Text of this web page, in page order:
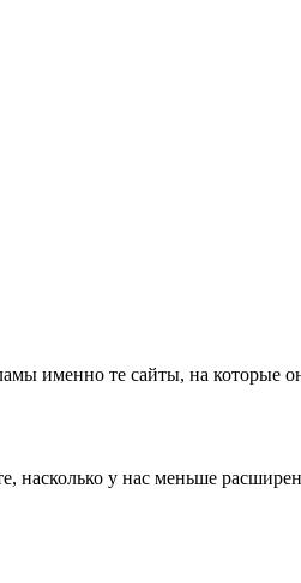
именно те сайты, на которые
у нас меньше